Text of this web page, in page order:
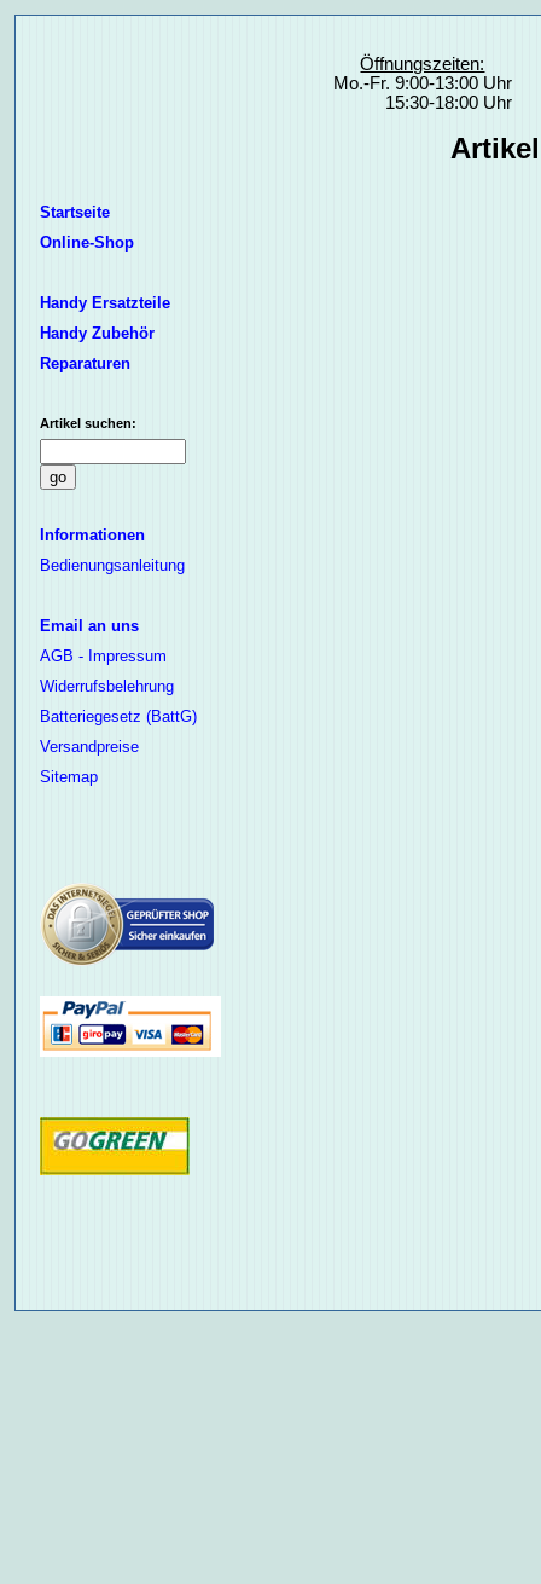
Öffnungszeiten:
Mo.-Fr. 9:00-13:00 Uhr
15:30-18:00 Uhr
Startseite
Online-Shop
Handy Ersatzteile
Handy Zubehör
Reparaturen
Artikel suchen:
Informationen
Bedienungsanleitung
Email an uns
AGB - Impressum
Widerrufsbelehrung
Batteriegesetz (BattG)
Versandpreise
Sitemap